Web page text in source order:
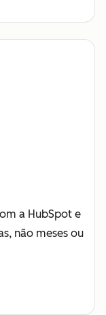
a HubSpot e
não meses ou